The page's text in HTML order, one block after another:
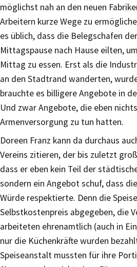
möglichst nah an den neuen
Arbeitern kurze Wege zu
es üblich, dass die Belegschafen
Mittagspause nach Hause eilten,
Mittag zu essen. Erst als die
an den Stadtrand wanderten,
brauchte es billigere Angebote in
Und zwar Angebote, die eben
Armenversorgung zu tun hatten.
Doreen Franz kann da durchaus
Vereins zitieren, der bis zuletzt
dass er eben kein Teil der
sondern ein Angebot schuf, dass
Würde respektierte. Denn die
Selbstkostenpreis abgegeben, die
arbeiteten ehrenamtlich (auch in
nur die Küchenkräfte wurden
Speiseanstalt mussten für ihre